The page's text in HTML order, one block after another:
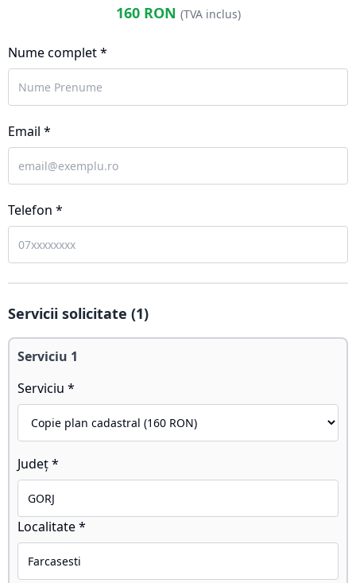
160RON (TVA inclus)
Nume complet *
Email *
Telefon *
Servicii solicitate (1)
Serviciu 1
Serviciu *
Județ *
Localitate *